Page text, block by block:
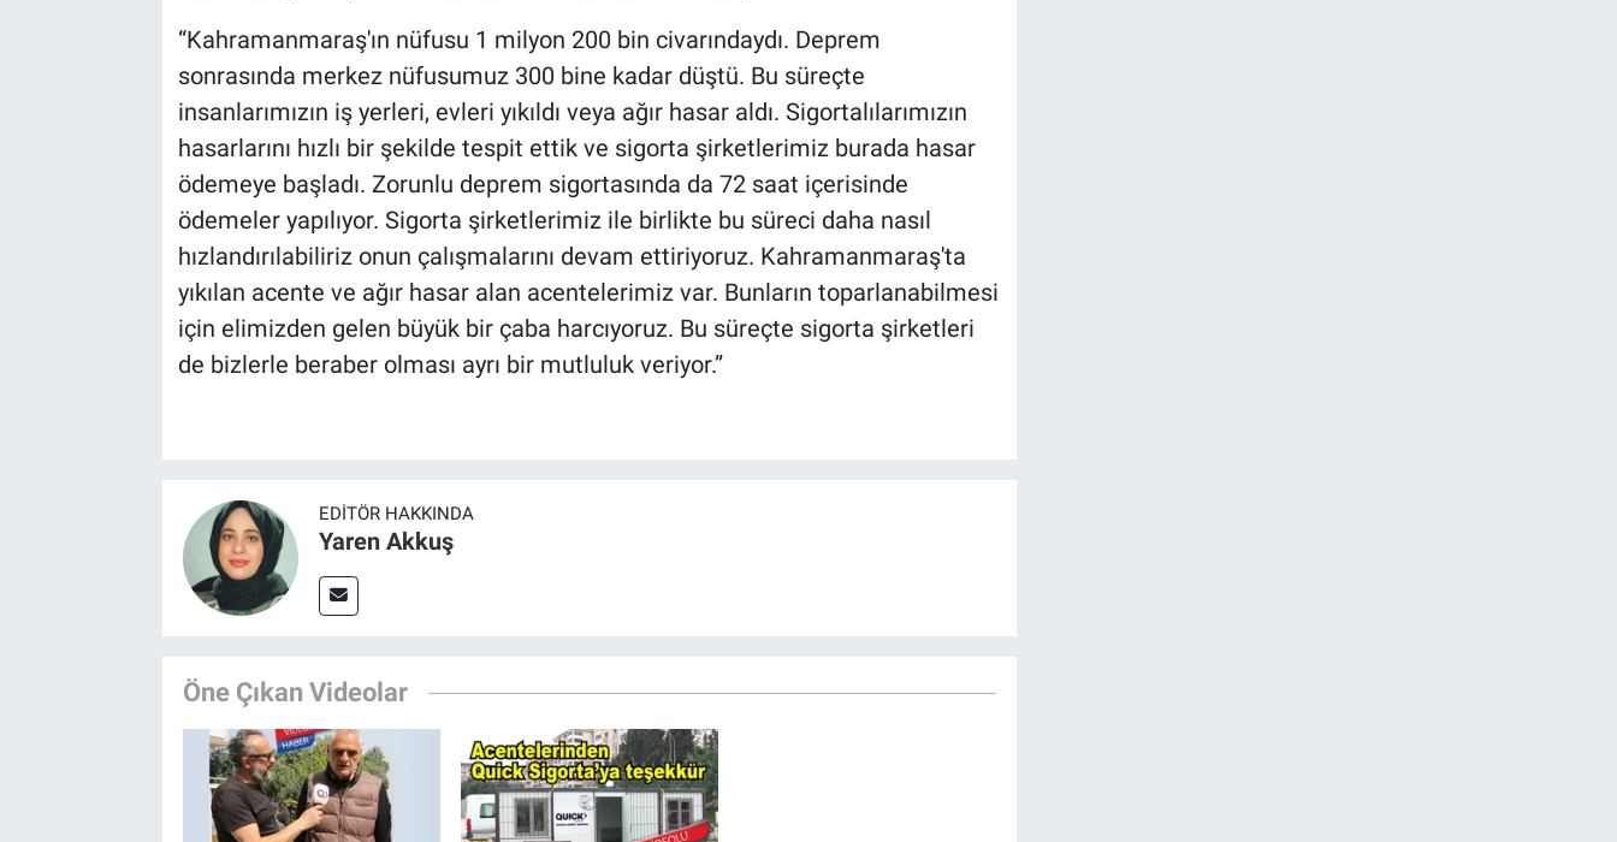
“Kahramanmaraş'ın nüfusu 1 milyon 200 bin civarındaydı. Deprem
sonrasında merkez nüfusumuz 300 bine kadar düştü. Bu süreçte
insanlarımızın iş yerleri, evleri yıkıldı veya ağır hasar aldı. Sigortalılarımızın
hasarlarını hızlı bir şekilde tespit ettik ve sigorta şirketlerimiz burada hasar
ödemeye başladı. Zorunlu deprem sigortasında da 72 saat içerisinde
ödemeler yapılıyor. Sigorta şirketlerimiz ile birlikte bu süreci daha nasıl
hızlandırılabiliriz onun çalışmalarını devam ettiriyoruz. Kahramanmaraş'ta
yıkılan acente ve ağır hasar alan acentelerimiz var. Bunların toparlanabilmesi
için elimizden gelen büyük bir çaba harcıyoruz. Bu süreçte sigorta şirketleri
de bizlerle beraber olması ayrı bir mutluluk veriyor.”
EDITÖR HAKKINDA
Yaren Akkuş
Öne Çıkan Videolar